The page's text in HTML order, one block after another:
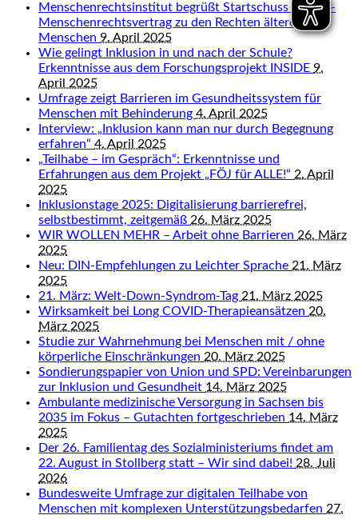
Menschenrechtsinstitut begrüßt Startschuss für UN-
Menschenrechtsvertrag zu den Rechten älterer
Menschen 9. April 2025
Wie gelingt Inklusion in und nach der Schule?
Erkenntnisse aus dem Forschungsprojekt INSIDE 9.
April 2025
Umfrage zeigt Barrieren im Gesundheitssystem für
Menschen mit Behinderung 4. April 2025
Interview: „Inklusion kann man nur durch Begegnung
erfahren“ 4. April 2025
„Teilhabe – im Gespräch“: Erkenntnisse und
Erfahrungen aus dem Projekt „FÖJ für ALLE!“ 2. April
2025
Inklusionstage 2025: Digitalisierung barrierefrei,
selbstbestimmt, zeitgemäß 26. März 2025
WIR WOLLEN MEHR – Arbeit ohne Barrieren 26. März
2025
Neu: DIN-Empfehlungen zu Leichter Sprache 21. März
2025
21. März: Welt-Down-Syndrom-Tag 21. März 2025
Wirksamkeit bei Long COVID-Therapieansätzen 20.
März 2025
Studie zur Wahrnehmung bei Menschen mit / ohne
körperliche Einschränkungen 20. März 2025
Sondierungspapier von Union und SPD: Vereinbarungen
zur Inklusion und Gesundheit 14. März 2025
Ambulante medizinische Versorgung in Sachsen bis
2035 im Fokus – Gutachten fortgeschrieben 14. März
2025
Der 26. Familientag des Sozialministeriums findet am
22. August in Stollberg statt – Wir sind dabei! 28. Juli
2026
Bundesweite Umfrage zur digitalen Teilhabe von
Menschen mit komplexen Unterstützungsbedarfen 27.